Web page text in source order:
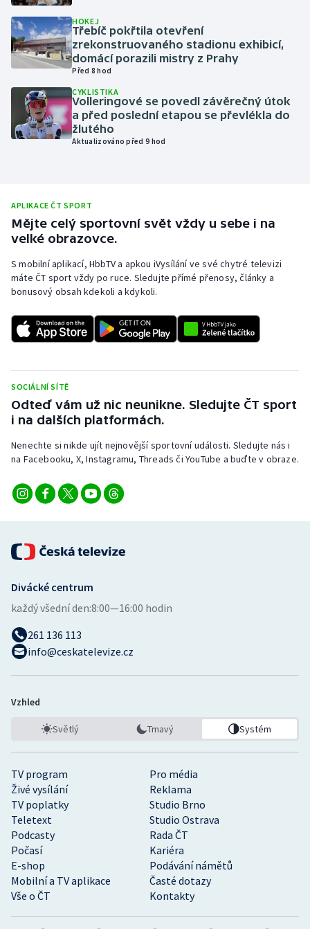
Olympijské hry
Parasport
Plavání
Plážový volejbal
Rychlostní kanoistika
Sportovní střelba
Stolní tenis
Veslování
Vodní slalom
Volejbal
Ostatní
HOKEJ
Třebíč pokřtila otevření
zrekonstruovaného stadionu exhibicí,
domácí porazili mistry z Prahy
Před 8 hod
CYKLISTIKA
Volleringové se povedl závěrečný útok
a před poslední etapou se převlékla do
žlutého
Aktualizováno před 9 hod
APLIKACE ČT SPORT
Mějte celý sportovní svět vždy u sebe i na
velké obrazovce.
S mobilní aplikací, HbbTV a apkou iVysílání ve své chytré televizi
máte ČT sport vždy po ruce. Sledujte přímé přenosy, články a
bonusový obsah kdekoli a kdykoli.
SOCIÁLNÍ SÍTĚ
Odteď vám už nic neunikne. Sledujte ČT sport
i na dalších platformách.
Nenechte si nikde ujít nejnovější sportovní události. Sledujte nás i
na Facebooku, X, Instagramu, Threads či YouTube a buďte v obraze.
TV program
Pro média
Živé vysílání
Reklama
TV poplatky
Studio Brno
Teletext
Studio Ostrava
Podcasty
Rada ČT
Počasí
Kariéra
E-shop
Podávání námětů
Mobilní a TV aplikace
Časté dotazy
Vše o ČT
Kontakty
Divácké centrum
každý všední den:8:00—16:00 hodin
261 136 113
info@ceskatelevize.cz
Vzhled
Světlý Tmavý Systém